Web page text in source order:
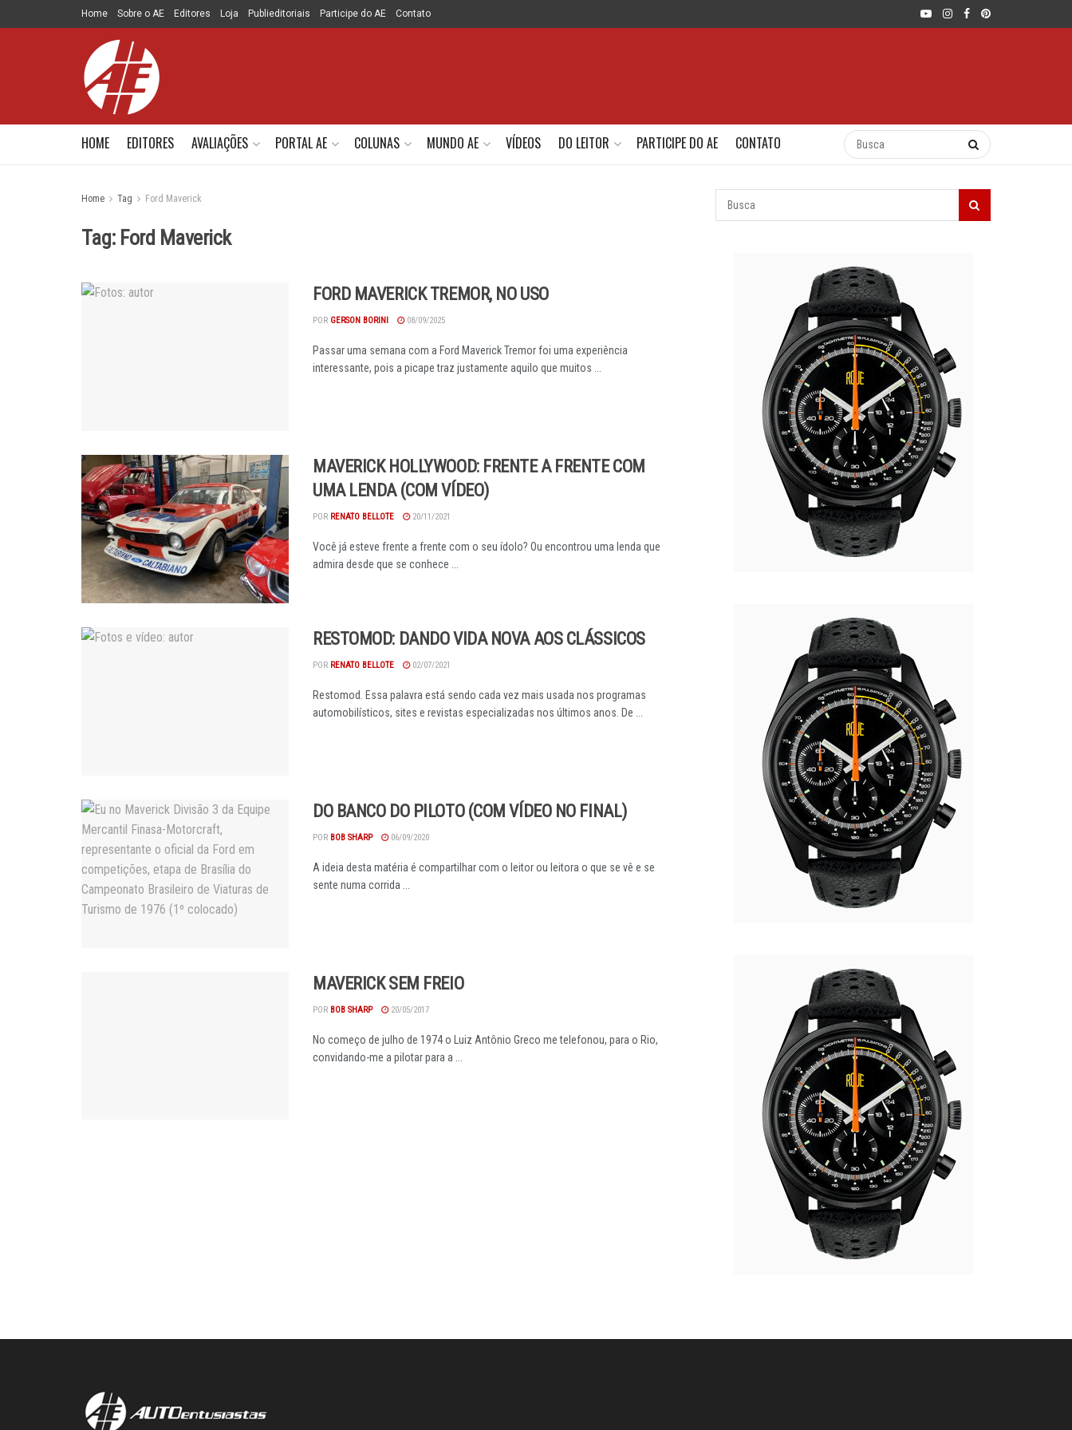
Home Sobre o AE Editores Loja Publieditoriais Participe do AE Contato
HOME EDITORES AVALIAÇÕES PORTAL AE COLUNAS MUNDO AE VÍDEOS DO LEITOR PARTICIPE DO AE CONTATO
Home Tag Ford Maverick
Tag: Ford Maverick
FORD MAVERICK TREMOR, NO USO
POR GERSON BORINI 08/09/2025
Passar uma semana com a Ford Maverick Tremor foi uma experiência
interessante, pois a picape traz justamente aquilo que muitos ...
MAVERICK HOLLYWOOD: FRENTE A FRENTE COM
UMA LENDA (COM VÍDEO)
POR RENATO BELLOTE 20/11/2021
Você já esteve frente a frente com o seu ídolo? Ou encontrou uma lenda que
admira desde que se conhece ...
RESTOMOD: DANDO VIDA NOVA AOS CLÁSSICOS
POR RENATO BELLOTE 02/07/2021
Restomod. Essa palavra está sendo cada vez mais usada nos programas
automobilísticos, sites e revistas especializadas nos últimos anos. De ...
DO BANCO DO PILOTO (COM VÍDEO NO FINAL)
POR BOB SHARP 06/09/2020
A ideia desta matéria é compartilhar com o leitor ou leitora o que se vê e se
sente numa corrida ...
MAVERICK SEM FREIO
POR BOB SHARP 20/05/2017
No começo de julho de 1974 o Luiz Antônio Greco me telefonou, para o Rio,
convidando-me a pilotar para a ...